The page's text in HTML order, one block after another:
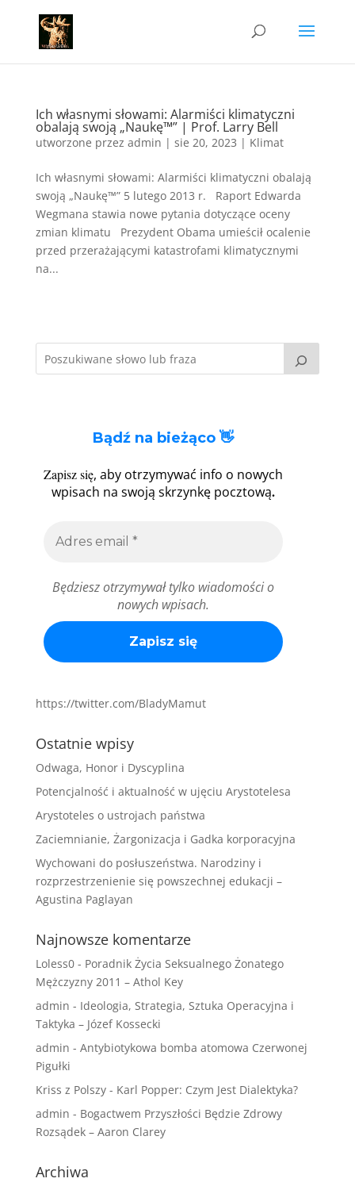
Ich własnymi słowami: Alarmiści klimatyczni
obalają swoją „Naukę™” | Prof. Larry Bell
utworzone przez admin | sie 20, 2023 | Klimat
Ich własnymi słowami: Alarmiści klimatyczni obalają
swoją „Naukę™” 5 lutego 2013 r. Raport Edwarda
Wegmana stawia nowe pytania dotyczące oceny
zmian klimatu Prezydent Obama umieścił ocalenie
przed przerażającymi katastrofami klimatycznymi
na...
Bądź na bieżąco 👋
Zapisz się, aby otrzymywać info o nowych
wpisach na swoją skrzynkę pocztową.
Będziesz otrzymywał tylko wiadomości o
nowych wpisach.
https://twitter.com/BladyMamut
Ostatnie wpisy
Odwaga, Honor i Dyscyplina
Potencjalność i aktualność w ujęciu Arystotelesa
Arystoteles o ustrojach państwa
Zaciemnianie, Żargonizacja i Gadka korporacyjna
Wychowani do posłuszeństwa. Narodziny i
rozprzestrzenienie się powszechnej edukacji –
Agustina Paglayan
Najnowsze komentarze
Loless0- Poradnik Życia Seksualnego Żonatego
Mężczyzny 2011 – Athol Key
admin - Ideologia, Strategia, Sztuka Operacyjna i
Taktyka – Józef Kossecki
admin - Antybiotykowa bomba atomowa Czerwonej
Pigułki
Kriss z Polszy- Karl Popper: Czym Jest Dialektyka?
admin - Bogactwem Przyszłości Będzie Zdrowy
Rozsądek – Aaron Clarey
Archiwa